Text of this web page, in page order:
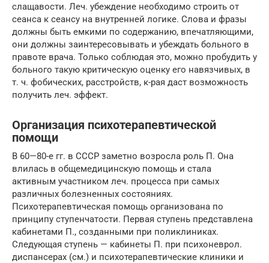
слащавости. Леч. убеждение необходимо строить от
сеанса к сеансу на внутренней логике. Слова и фразы
должны быть емкими по содержанию, впечатляющими,
они должны заинтересовывать и убеждать больного в
правоте врача. Только соблюдая это, можно пробудить у
больного такую критическую оценку его навязчивых, в
т. ч. фобических, расстройств, к-рая даст возможность
получить леч. эффект.
Организация психотерапевтической
помощи
В 60—80-е гг. в СССР заметно возросла роль П. Она
влилась в общемедицинскую помощь и стала
активным участником леч. процесса при самых
различных болезненных состояниях.
Психотерапевтическая помощь организована по
принципу ступенчатости. Первая ступень представлена
кабинетами П., созданными при поликлиниках.
Следующая ступень — кабинеты П. при психоневрол.
диспансерах (см.) и психотерапевтические клиники и